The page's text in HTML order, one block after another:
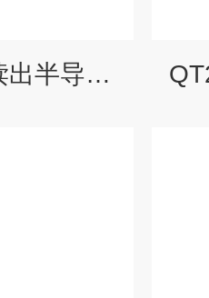
XJ4822/BCRT读出半导体管特性图示仪